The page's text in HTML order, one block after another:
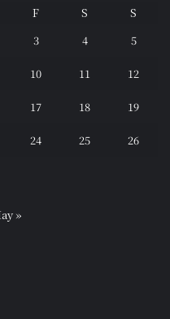
F S
S
3 4 5
10 11 12
17 18 19
24 25 26
»